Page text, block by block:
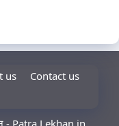
us
Contact us
Patra Lekhan in